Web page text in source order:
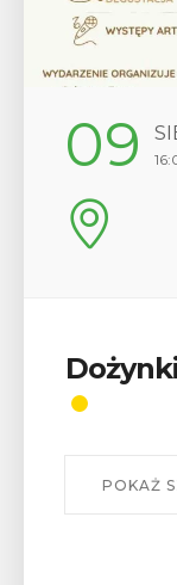
09
POKAŻ